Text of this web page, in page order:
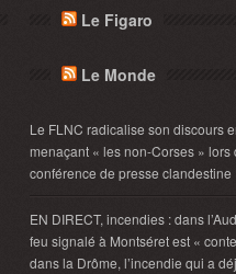
Le Figaro
Le Monde
Le FLNC radicalise son discours
menaçant « les non-Corses » lors
conférence de presse clandestine
EN DIRECT, incendies : dans
feu signalé à Montséret est «
dans la Drôme, l’incendie qui a